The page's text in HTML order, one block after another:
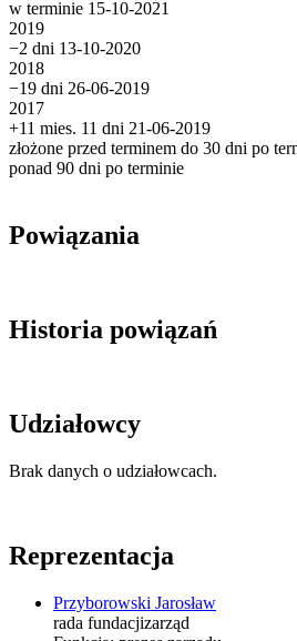
w terminie 15-10-2021
2019
−2 dni 13-10-2020
2018
−19 dni 26-06-2019
2017
+11 mies. 11 dni 21-06-2019
złożone przed terminem do 30 dni po
ponad 90 dni po terminie
Powiązania
Historia powiązań
Udziałowcy
Brak danych o udziałowcach.
Reprezentacja
Przyborowski Jarosław
rada fundacjizarząd